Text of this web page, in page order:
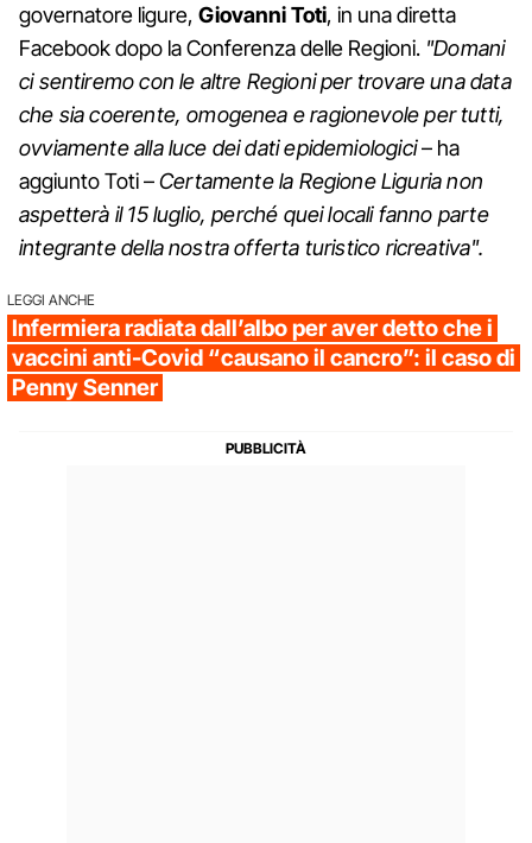
governatore ligure, Giovanni Toti, in una diretta
Facebook dopo la Conferenza delle Regioni. "Domani
ci sentiremo con le altre Regioni per trovare una data
che sia coerente, omogenea e ragionevole per tutti,
ovviamente alla luce dei dati epidemiologici– ha
aggiunto Toti –Certamente la Regione Liguria non
aspetterà il 15 luglio, perché quei locali fanno parte
integrante della nostra offerta turistico ricreativa".
LEGGI ANCHE
Infermiera radiata dall’albo per aver detto che i
vaccini anti-Covid “causano il cancro”: il caso di
Penny Senner